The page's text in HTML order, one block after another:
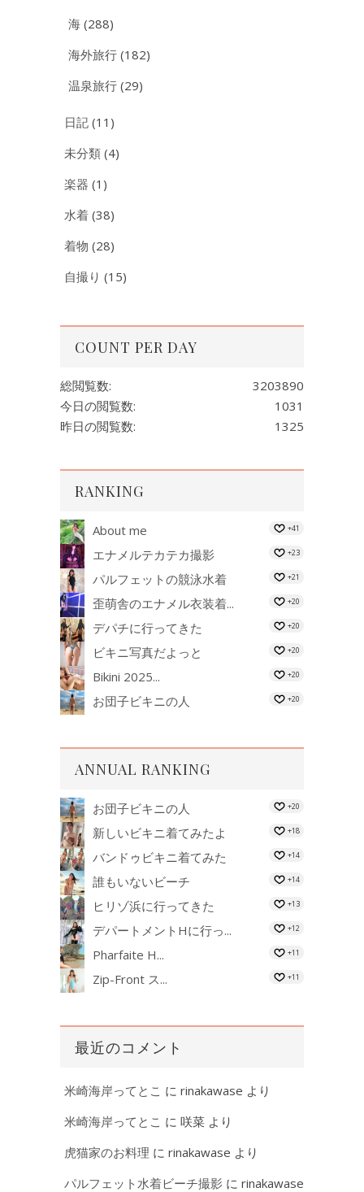
海 (288)
海外旅行 (182)
温泉旅行 (29)
日記 (11)
未分類 (4)
楽器 (1)
水着 (38)
着物 (28)
自撮り (15)
COUNT PER DAY
3203890
総閲覧数:
1031
今日の閲覧数:
1325
昨日の閲覧数:
RANKING
About me +41
エナメルテカテカ撮影 +23
パルフェットの競泳水着 +21
歪萌舎のエナメル衣装着... +20
デパチに行ってきた +20
ビキニ写真だよっと +20
Bikini 2025... +20
お団子ビキニの人 +20
ANNUAL RANKING
お団子ビキニの人 +20
新しいビキニ着てみたよ +18
バンドゥビキニ着てみた +14
誰もいないビーチ +14
ヒリゾ浜に行ってきた +13
デパートメントHに行っ... +12
Pharfaite H... +11
Zip-Front ス... +11
最近のコメント
米崎海岸ってとこ に rinakawase より
米崎海岸ってとこ に 咲菜 より
虎猫家のお料理 に rinakawase より
パルフェット水着ビーチ撮影 に rinakawase